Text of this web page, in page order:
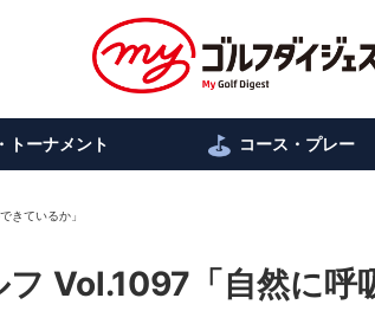
トーナメント コース・プレー
きているか」
フ Vol.1097「自然に呼